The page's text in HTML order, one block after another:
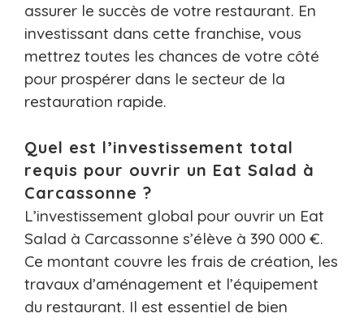
assurer le succès de votre restaurant. En
investissant dans cette franchise, vous
mettrez toutes les chances de votre côté
pour prospérer dans le secteur de la
restauration rapide.
Quel est l’investissement total
requis pour ouvrir un Eat Salad à
Carcassonne ?
L’investissement global pour ouvrir un Eat
Salad à Carcassonne s’élève à 390 000 €.
Ce montant couvre les frais de création, les
travaux d’aménagement et l’équipement
du restaurant. Il est essentiel de bien